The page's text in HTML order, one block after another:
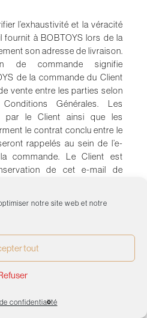
notre site web et notre
tout
confidentialité
l’exhaustivité et la véracité
fournit à BOBTOYS lors de la
son adresse de livraison.
de commande signifie
de la commande du Client
vente entre les parties selon
Générales. Les
par le Client ainsi que les
le contrat conclu entre le
rappelés au sein de l’e-
commande. Le Client est
de cet e-mail de
par un dispositif de type
en se connectant sur le Site
Compte ». Les Conditions
depuis n’importe quelle